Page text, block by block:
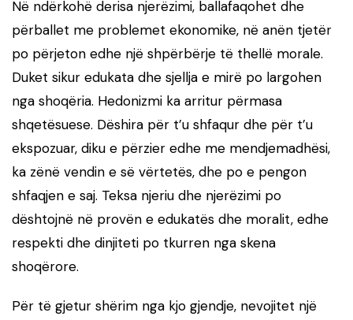
Në ndërkohë derisa njerëzimi, ballafaqohet dhe
përballet me problemet ekonomike, në anën tjetër
po përjeton edhe një shpërbërje të thellë morale.
Duket sikur edukata dhe sjellja e mirë po largohen
nga shoqëria. Hedonizmi ka arritur përmasa
shqetësuese. Dëshira për t’u shfaqur dhe për t’u
ekspozuar, diku e përzier edhe me mendjemadhësi,
ka zënë vendin e së vërtetës, dhe po e pengon
shfaqjen e saj. Teksa njeriu dhe njerëzimi po
dështojnë në provën e edukatës dhe moralit, edhe
respekti dhe dinjiteti po tkurren nga skena
shoqërore.
Për të gjetur shërim nga kjo gjendje, nevojitet një